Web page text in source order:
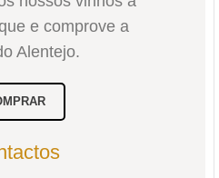
e comprove a
Alentejo.